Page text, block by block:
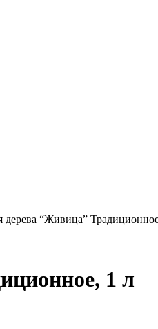
дерева “Живица”
1 л